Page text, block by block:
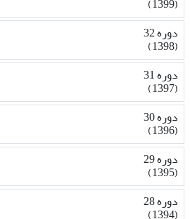
دوره 32
(1398)
دوره 31
(1397)
دوره 30
(1396)
دوره 29
(1395)
دوره 28
(1394)